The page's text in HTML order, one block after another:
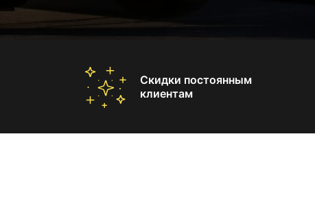
Скидки постоянным
клиентам